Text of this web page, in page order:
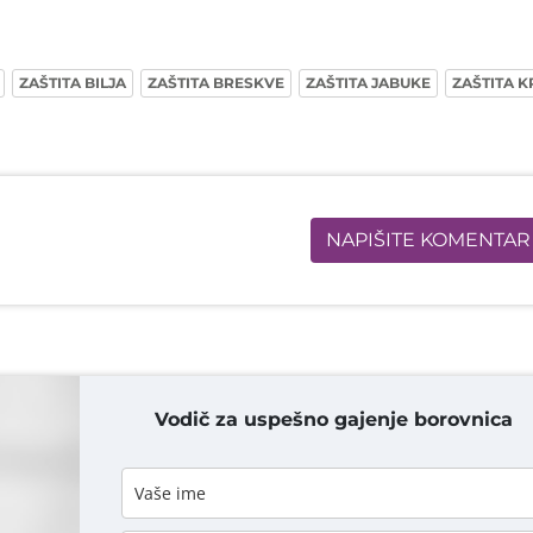
ZAŠTITA BILJA ZAŠTITA BRESKVE ZAŠTITA JABUKE
ZAŠTITA
NAPIŠITE KOMENTAR
Vodič za uspešno gajenje borovnica